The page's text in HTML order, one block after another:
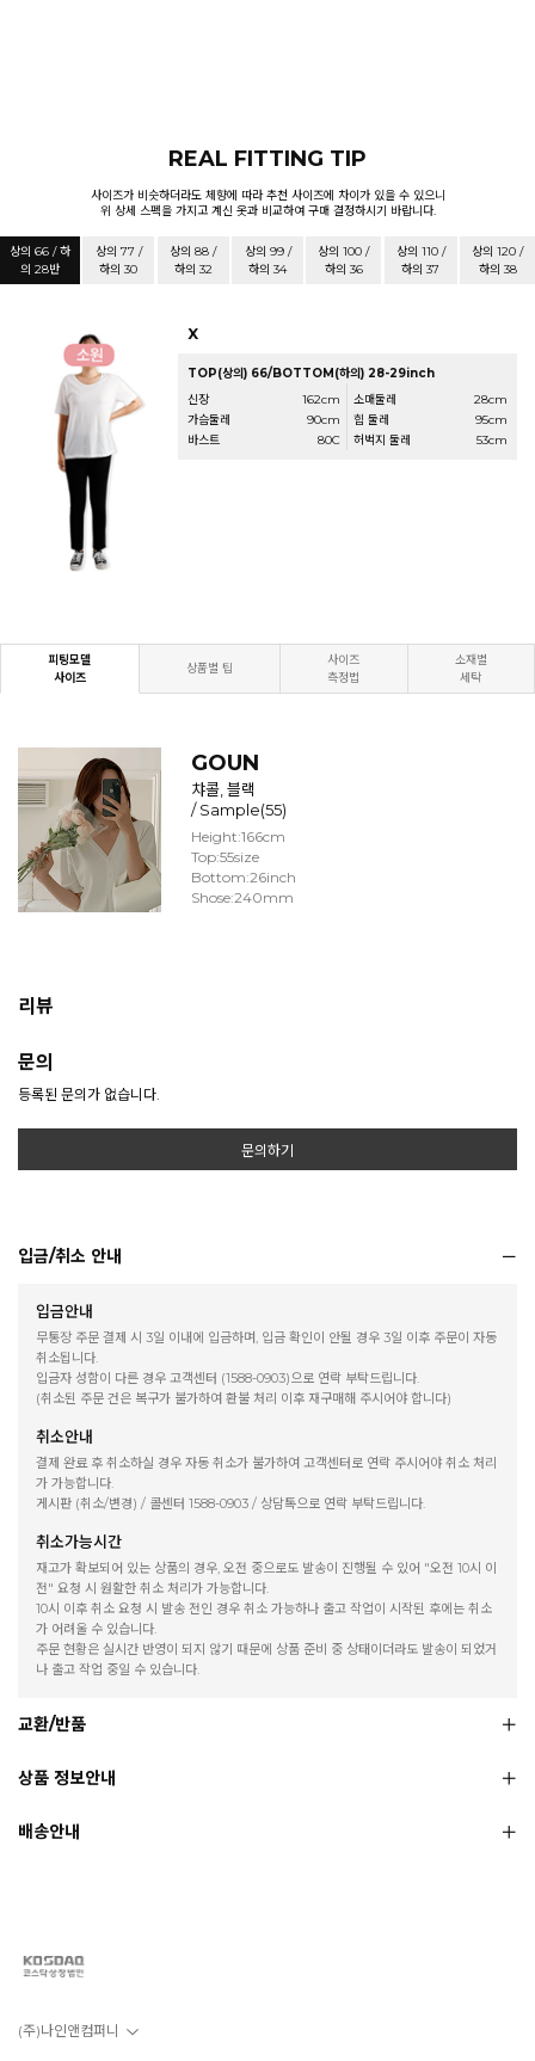
REAL FITTING TIP
사이즈가 비슷하더라도 체향에 따라 추천 사이즈에 차이가 있을 수 있으니
위 상세 스펙을 가지고 계신 옷과 비교하여 구매 결정하시기 바랍니다.
상의 66 / 하
의 28반
상의 77 /
하의 30
상의 88 /
하의 32
상의 99 /
하의 34
상의 100 /
하의 36
상의 110 /
하의 37
상의 120 /
하의 38
X
TOP(상의) 66/BOTTOM(하의) 28-29inch
신장
162cm
가슴둘레
90cm
바스트
80C
소매둘레
28cm
힙 둘레
95cm
허벅지 둘레
53cm
피팅모델
사이즈
상품별 팁
사이즈
측정법
소재별
세탁
GOUN
챠콜, 블랙
/ Sample(55)
Height:166cm
Top:55size
Bottom:26inch
Shose:240mm
리뷰
문의
등록된 문의가 없습니다.
문의하기
입금/취소 안내
입금안내
무통장 주문 결제 시 3일 이내에 입금하며, 입금 확인이 안될 경우 3일 이후 주문이 자동
취소됩니다.
입금자 성함이 다른 경우 고객센터 (1588-0903)으로 연락 부탁드립니다.
(취소된 주문 건은 복구가 불가하여 환불 처리 이후 재구매해 주시어야 합니다)
취소안내
결제 완료 후 취소하실 경우 자동 취소가 불가하여 고객센터로 연락 주시어야 취소 처리
가 가능합니다.
게시판 (취소/변경) / 콜센터 1588-0903 / 상담톡으로 연락 부탁드립니다.
취소가능시간
재고가 확보되어 있는 상품의 경우, 오전 중으로도 발송이 진행될 수 있어 "오전 10시 이
전" 요청 시 원활한 취소 처리가 가능합니다.
10시 이후 취소 요청 시 발송 전인 경우 취소 가능하나 출고 작업이 시작된 후에는 취소
가 어려울 수 있습니다.
주문 현황은 실시간 반영이 되지 않기 때문에 상품 준비 중 상태이더라도 발송이 되었거
나 출고 작업 중일 수 있습니다.
교환/반품
상품 정보안내
배송안내
(주)나인앤컴퍼니